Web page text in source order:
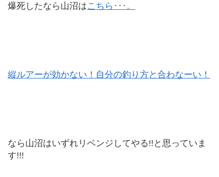
爆死したなら山沼はこちら･･･。
縦ルアーが効かない！自分の釣り方と合わなーい！
なら山沼はいずれリベンジしてやる!!と思っていま
す!!!